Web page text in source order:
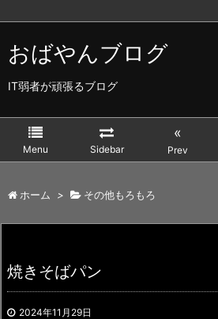
おばやんブログ
IT弱者が頑張るブログ
Menu Sidebar
«
Prev
ホーム > その他もろもろ
焼きそばパン
2024年11月29日